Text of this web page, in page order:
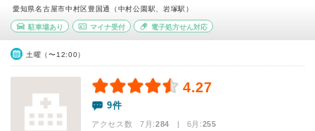
愛知県名古屋市中村区豊国通（中村公園駅、岩塚駅）
駐車場あり マイナ受付 電子処方せん対応
土曜（〜12:00）
4.27
9件
アクセス数 7月:284 | 6月:255